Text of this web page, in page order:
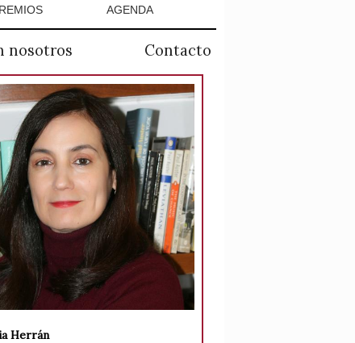
AGENDA
nosotros Contacto
Herrán